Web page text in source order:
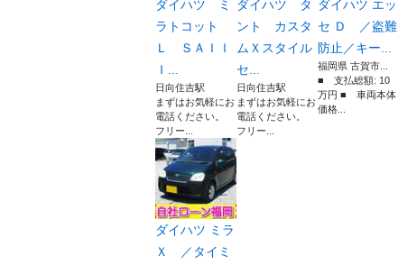
ダイハツ ミ
ラトコット
Ｌ ＳＡＩＩ
Ｉ...
日向住吉駅
まずはお気軽にお
電話ください。
フリー...
ダイハツ タ
ント カスタ
ムＸスタイル
セ...
日向住吉駅
まずはお気軽にお
電話ください。
フリー...
ダイハツ エッ
セ Ｄ ／盗難
防止／キー...
福岡県 古賀市...
■ 支払総額: 10
万円 ■ 車両本体
価格...
ダイハツ ミラ
Ｘ ／タイミ